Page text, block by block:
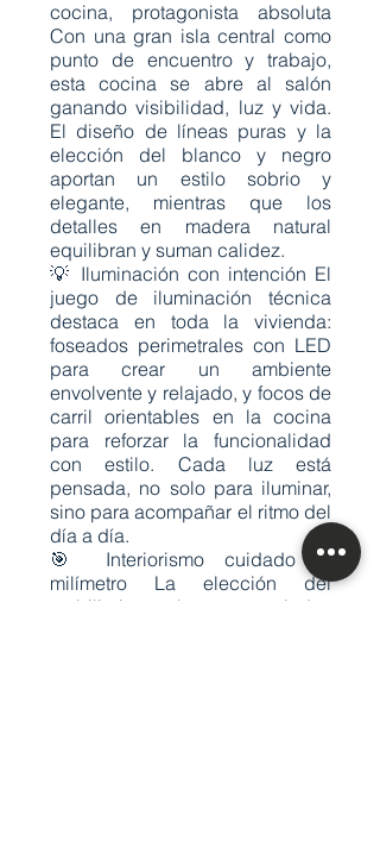
cocina, protagonista absoluta
Con una gran isla central como
punto de encuentro y trabajo,
esta cocina se abre al salón
ganando visibilidad, luz y vida.
El diseño de líneas puras y la
elección del blanco y negro
aportan un estilo sobrio y
elegante, mientras que los
detalles en madera natural
equilibran y suman calidez.
💡 Iluminación con intención El
juego de iluminación técnica
destaca en toda la vivienda:
foseados perimetrales con LED
para crear un ambiente
envolvente y relajado, y focos de
carril orientables en la cocina
para reforzar la funcionalidad
con estilo. Cada luz está
pensada, no solo para iluminar,
sino para acompañar el ritmo del
día a día.
🎯 Interiorismo cuidado al
milímetro La elección del
mobiliario, los panelados